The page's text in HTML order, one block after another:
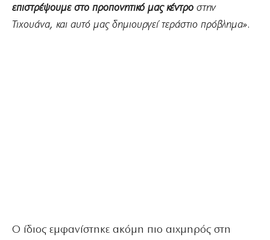
επιστρέψουμε στο προπονητικό μας κέντρο στην
Τιχουάνα, και αυτό μας δημιουργεί τεράστιο πρόβλημα».
Ο ίδιος εμφανίστηκε ακόμη πιο αιχμηρός στη